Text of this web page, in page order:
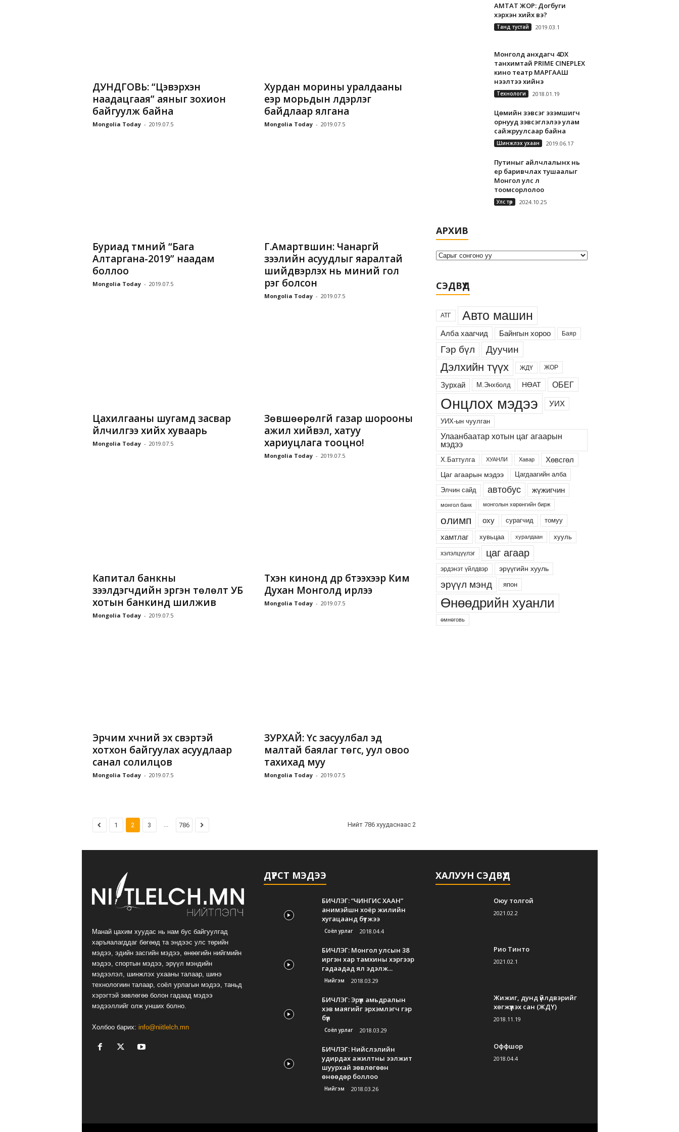
ДУНДГОВЬ: “Цэвэрхэн
наадацгаая” аяныг зохион
байгуулж байна
Mongolia Today - 2019.07.5
Хурдан морины уралдааны
үеэр морьдын үүлдэрлэг
байдлаар ялгана
Mongolia Today - 2019.07.5
Буриад түмний “Бага
Алтаргана-2019” наадам
боллоо
Mongolia Today - 2019.07.5
Г.Амартүвшин: Чанаргүй
зээлийн асуудлыг яаралтай
шийдвэрлэх нь миний гол
үүрэг болсон
Mongolia Today - 2019.07.5
Цахилгааны шугамд засвар
үйлчилгээ хийх хуваарь
Mongolia Today - 2019.07.5
Зөвшөөрөлгүй газар шорооны
ажил хийвэл, хатуу
хариуцлага тооцно!
Mongolia Today - 2019.07.5
Капитал банкны
зээлдэгчдийн эргэн төлөлт УБ
хотын банкинд шилжив
Mongolia Today - 2019.07.5
Түүхэн кинонд дүр бүтээхээр Ким
Духан Монголд ирлээ
Mongolia Today - 2019.07.5
Эрчим хүчний эх үүсвэртэй
хотхон байгуулах асуудлаар
санал солилцов
Mongolia Today - 2019.07.5
ЗУРХАЙ: Үс засуулбал эд
малтай баялаг төгс, уул овоо
тахихад муу
Mongolia Today - 2019.07.5
1 2 3 ... 786 Нийт 786 хуудаснаас 2
АМТАТ ЖОР: Догбуги
хэрхэн хийх вэ?
Танд тустай 2019.03.1
Монголд анхдагч 4DX
танхимтай PRIME CINEPLEX
кино театр МАРГААШ
нээлтээ хийнэ
Технологи 2018.01.19
Цөмийн зэвсэг эзэмшигч
орнууд зэвсэглэлээ улам
сайжруулсаар байна
Шинжлэх ухаан 2019.06.17
Путиныг айлчлалынх нь
үер баривчлах тушаалыг
Монгол улс үл
тоомсорлолоо
Улс төр 2024.10.25
АРХИВ
и
СЭДВҮҮД
АТГ Авто машин
Алба хаагчид Байнгын хороо Баяр
Гэр бүл Дуучин
Дэлхийн түүх ЖДҮ ЖОР
Зурхай М.Энхболд НӨАТ ОБЕГ
Онцлох мэдээ УИХ
УИХ-ын чуулган
Улаанбаатар хотын цаг агаарын
мэдээ
Х.Баттулга ХУАНЛИ Хавар Хөвсгөл
Цаг агаарын мэдээ Цагдаагийн алба
Элчин сайд автобус жүжигчин
монгол банк монголын хөрөнгийн бирж
олимп оху сурагчид томуу
хамтлаг хувьцаа хуралдаан хууль
хэлэлцүүлэг цаг агаар
эрдэнэт үйлдвэр эрүүгийн хууль
эрүүл мэнд япон
Өнөөдрийн хуанли
өмнөговь
Манай цахим хуудас нь нам бус байгуулгад
харъяалагддаг бөгөөд та эндээс улс төрийн
мэдээ, эдийн засгийн мэдээ, өнөөгийн нийгмийн
мэдээ, спортын мэдээ, эрүүл мэндийн
мэдээлэл, шинжлэх ухааны талаар, шинэ
технологиин талаар, соёл урлагын мэдээ, таньд
хэрэгтэй зөвлөгөө болон гадаад мэдээ
мэдээллийг олж унших болно.
Холбоо барих: info@niitlelch.mn
ДҮРСТ МЭДЭЭ
БИЧЛЭГ: “ЧИНГИС ХААН”
анимэйшн хоёр жилийн
хугацаанд бүтжээ
Соёл урлаг 2018.04.4
БИЧЛЭГ: Монгол улсын 38
иргэн хар тамхины хэргээр
гадаадад ял эдэлж...
Нийгэм 2018.03.29
БИЧЛЭГ: Эрүүл амьдралын
хэв маягийг эрхэмлэгч гэр
бүл
Соёл урлаг 2018.03.29
БИЧЛЭГ: Нийслэлийн
удирдах ажилтны ээлжит
шуурхай зөвлөгөөн
өнөөдөр боллоо
Нийгэм 2018.03.26
ХАЛУУН СЭДВҮҮД
Оюу толгой
2021.02.2
Рио Тинто
2021.02.1
Жижиг, дунд үйлдвэрийг
хөгжүүлэх сан (ЖДҮ)
2018.11.19
Оффшор
2018.04.4